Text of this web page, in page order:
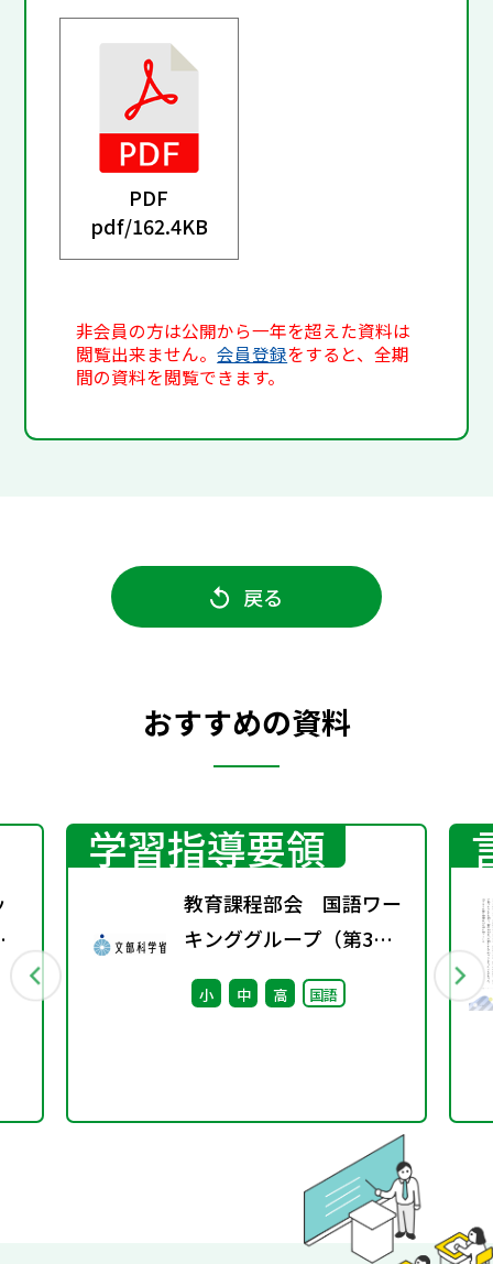
PDF
pdf/162.4KB
非会員の方は公開から一年を超えた資料は
閲覧出来ません。会員登録をすると、全期
間の資料を閲覧できます。
戻る
おすすめの資料
学習指導要領
教育課程部会 国語ワー
キンググループ（第3
回） 配付資料
小 中 高 国語